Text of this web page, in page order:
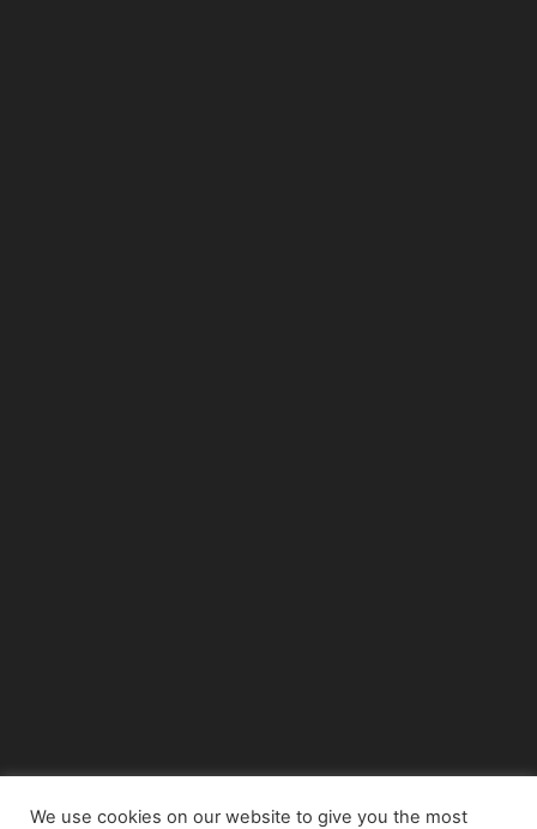
We use cookies on our website to give you the most